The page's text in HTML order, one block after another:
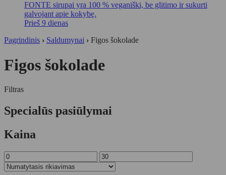
FONTE sirupai yra 100 % veganiški, be glitimo ir sukurti
galvojant apie kokybę.
Prieš 9 dienas
Pagrindinis › Saldumynai › Figos šokolade
Figos šokolade
Filtras
Specialūs pasiūlymai
Kaina